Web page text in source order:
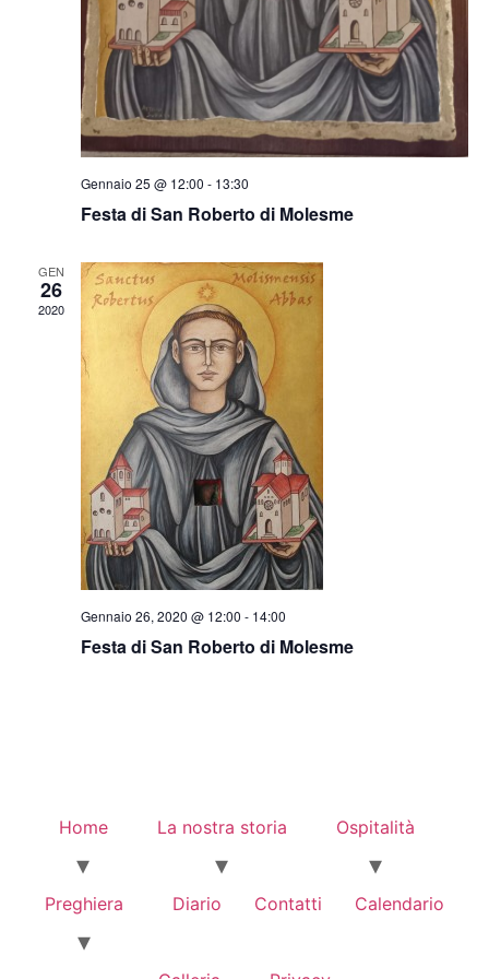
Gennaio 25 @ 12:00 - 13:30
Festa di San Roberto di Molesme
GEN
26
2020
Gennaio 26, 2020 @ 12:00 - 14:00
Festa di San Roberto di Molesme
Home La nostra storia Ospitalità
Preghiera Diario Contatti Calendario